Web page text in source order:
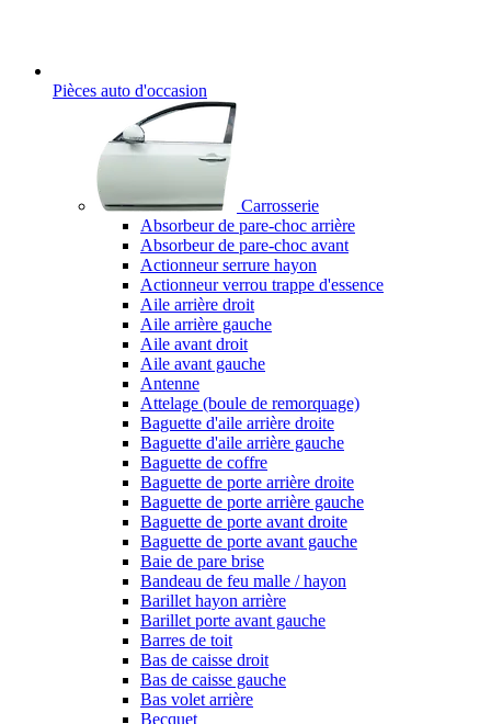
Pièces auto d'occasion
Carrosserie
Absorbeur de pare-choc arrière
Absorbeur de pare-choc avant
Actionneur serrure hayon
Actionneur verrou trappe d'essence
Aile arrière droit
Aile arrière gauche
Aile avant droit
Aile avant gauche
Antenne
Attelage (boule de remorquage)
Baguette d'aile arrière droite
Baguette d'aile arrière gauche
Baguette de coffre
Baguette de porte arrière droite
Baguette de porte arrière gauche
Baguette de porte avant droite
Baguette de porte avant gauche
Baie de pare brise
Bandeau de feu malle / hayon
Barillet hayon arrière
Barillet porte avant gauche
Barres de toit
Bas de caisse droit
Bas de caisse gauche
Bas volet arrière
Becquet